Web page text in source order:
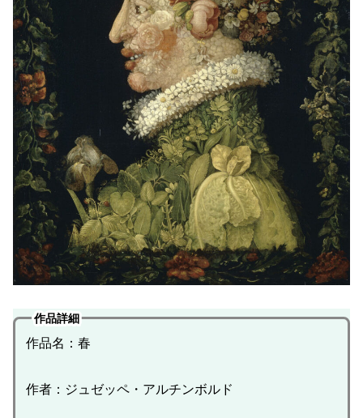
作品詳細
作品名：春
作者：ジュゼッペ・アルチンボルド